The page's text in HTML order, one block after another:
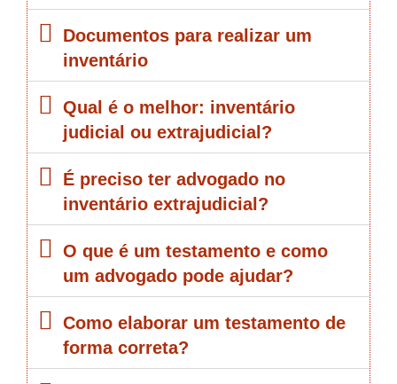
Documentos para realizar um
inventário
Qual é o melhor: inventário
judicial ou extrajudicial?
É preciso ter advogado no
inventário extrajudicial?
O que é um testamento e como
um advogado pode ajudar?
Como elaborar um testamento de
forma correta?